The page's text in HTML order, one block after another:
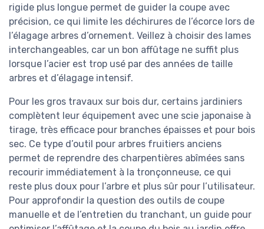
rigide plus longue permet de guider la coupe avec
précision, ce qui limite les déchirures de l’écorce lors de
l’élagage arbres d’ornement. Veillez à choisir des lames
interchangeables, car un bon affûtage ne suffit plus
lorsque l’acier est trop usé par des années de taille
arbres et d’élagage intensif.
Pour les gros travaux sur bois dur, certains jardiniers
complètent leur équipement avec une scie japonaise à
tirage, très efficace pour branches épaisses et pour bois
sec. Ce type d’outil pour arbres fruitiers anciens
permet de reprendre des charpentières abîmées sans
recourir immédiatement à la tronçonneuse, ce qui
reste plus doux pour l’arbre et plus sûr pour l’utilisateur.
Pour approfondir la question des outils de coupe
manuelle et de l’entretien du tranchant, un guide pour